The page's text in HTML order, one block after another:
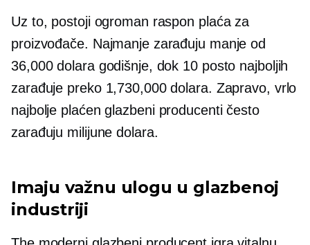
Uz to, postoji ogroman raspon plaća za
proizvođače. Najmanje zarađuju manje od
36,000 dolara godišnje, dok 10 posto najboljih
zarađuje preko 1,730,000 dolara. Zapravo, vrlo
najbolje plaćen glazbeni producenti često
zarađuju milijune dolara.
Imaju važnu ulogu u glazbenoj
industriji